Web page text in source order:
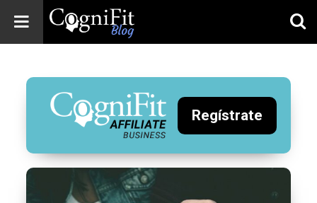
Blog: Brain
Health
News
Brain Training,
Mental Health, and
Wellness
Regístrate